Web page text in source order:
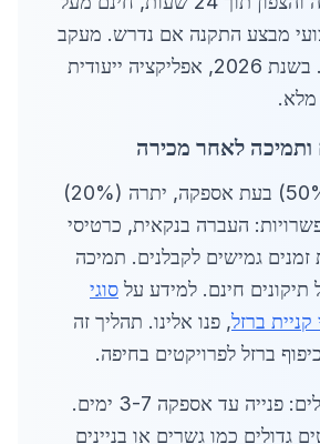
מבצע התקנה אם נדרש. מעקב
GPS בזמן אמת. בשנת 2026, אפליקציה ייעודית
תשלום מאוזן (50%) בעת אספקה, יתרה (20%)
העברה בנקאית, כרטיסי
גמישים לקבלנים. תמיכה
חינם. למידע על סוגי
קניית ברזל, פנו אלינו. תהליך זה
ברזל לפרויקטים בחיפה.
לוחות זמנים כוללים: פנייה עד אספקה 3-7 ימים.
גדולים כמו גשרים או בניינים